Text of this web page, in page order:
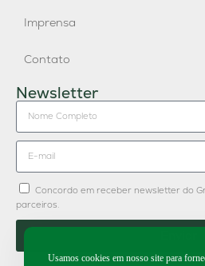
Imprensa
Contato
Newsletter
Concordo em receber newsletter do
parceiros.
Usamos cookies em nosso site para